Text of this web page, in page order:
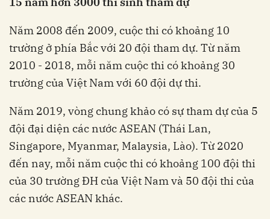
Năm 2008 đến 2009, cuộc thi có khoảng 10
trường ở phía Bắc với 20 đội tham dự. Từ năm
2010 - 2018, mỗi năm cuộc thi có khoảng 30
trường của Việt Nam với 60 đội dự thi.
Năm 2019, vòng chung khảo có sự tham dự của 5
đội đại diện các nước ASEAN (Thái Lan,
Singapore, Myanmar, Malaysia, Lào). Từ 2020
đến nay, mỗi năm cuộc thi có khoảng 100 đội thi
của 30 trường ĐH của Việt Nam và 50 đội thi của
các nước ASEAN khác.